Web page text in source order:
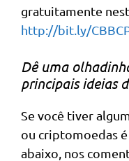
gratuitamente
http://bit.ly/
Dê uma
principais ideias
Se você tiver
ou criptomoedas
abaixo, nos